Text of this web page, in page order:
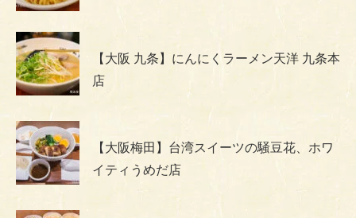
【大阪 九条】にんにくラーメン天洋 九条本
店
【大阪梅田】台湾スイーツの騒豆花、ホワ
イティうめだ店